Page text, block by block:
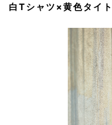
白Tシャツ×黄色タイ